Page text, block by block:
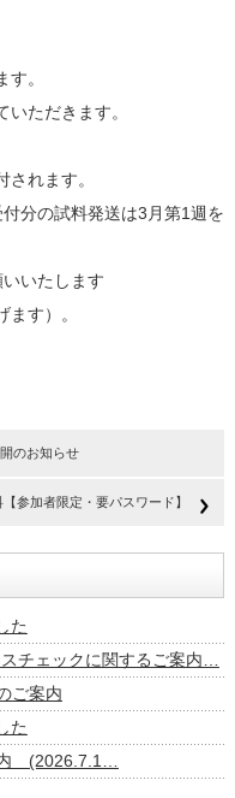
。
ただきます。
れます。
分の試料発送は3月第1週を
いたします
ます）。
のお知らせ
参加者限定・要パスワード】
た
チェックに関するご案内…
ご案内
た
(2026.7.1…